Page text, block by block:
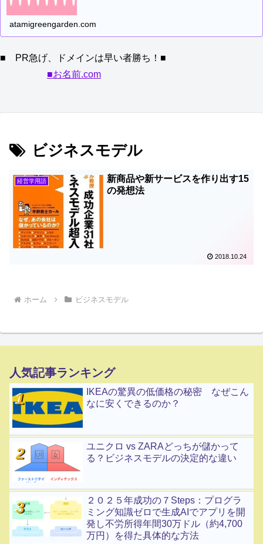
atamigreengarden.com
■ PR急げ、ドメインは早い者勝ち！■
■お名前.com
ビジネスモデル
経営学用語
新商品や新サービスを作り出す15
の発想法
2018.10.24
ホーム ビジネスモデル
人気記事ランキング
IKEAの驚異の低価格の秘密 なぜこん
なに安くできるのか？
ユニクロ vs ZARAどっちが儲かって
る？ビジネスモデルの決定的な違い
２０２５年成功の７Steps：プログラ
ミング知識ゼロで生成AIでアプリを開
発し不労所得年間30万ドル（約4,700
万円）を得た具体的な方法